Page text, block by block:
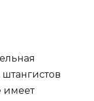
имеет